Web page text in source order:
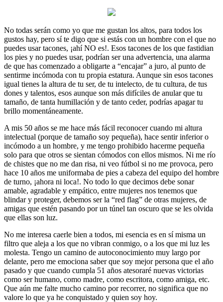
No todas serán como yo que me gustan los altos, para todos los
gustos hay, pero sí te digo que si estás con un hombre con el que no
puedes usar tacones, ¡ahí NO es!. Esos tacones de los que fastidian
los pies y no puedes usar, podrían ser una advertencia, una alarma
de que has comenzado a obligarte a “encajar” a juro, al punto de
sentirme incómoda con tu propia estatura. Aunque sin esos tacones
igual tienes la altura de tu ser, de tu intelecto, de tu cultura, de tus
dones y talentos, esos aunque son más difíciles de anular que tu
tamaño, de tanta humillación y de tanto ceder, podrías apagar tu
brillo momentáneamente.
A mis 50 años se me hace más fácil reconocer cuando mi altura
intelectual (porque de tamaño soy pequeña), hace sentir inferior o
incómodo a un hombre, y me tengo prohibido hacerme pequeña
solo para que otros se sientan cómodos con ellos mismos. Ni me río
de chistes que no me dan risa, ni veo fútbol si no me provoca, pero
hace 10 años me uniformaba de pies a cabeza del equipo del hombre
de turno, ¡ahora ni loca!. No todo lo que decimos debe sonar
amable, agradable y empático, entre mujeres nos tenemos que
blindar y proteger, debemos ser la “red flag” de otras mujeres, de
amigas que estén pasando por un túnel tan oscuro que se les olvida
que ellas son luz.
No me interesa caerle bien a todos, mi esencia es en sí misma un
filtro que aleja a los que no vibran conmigo, o a los que mi luz les
molesta. Tengo un camino de autoconocimiento muy largo por
delante, pero me emociona saber que soy mejor persona que el año
pasado y que cuando cumpla 51 años atesoraré nuevas victorias
como ser humano, como madre, como escritora, como amiga, etc.
Que aún me falte mucho camino por recorrer, no significa que no
valore lo que ya he conquistado y quien soy hoy.